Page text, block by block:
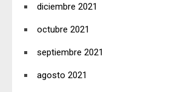
diciembre 2021
octubre 2021
septiembre 2021
agosto 2021